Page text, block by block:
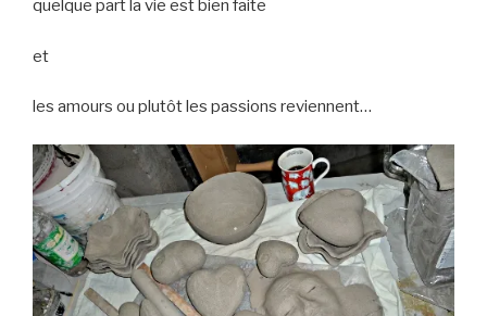
quelque part la vie est bien faite
et
les amours ou plutôt les passions reviennent…